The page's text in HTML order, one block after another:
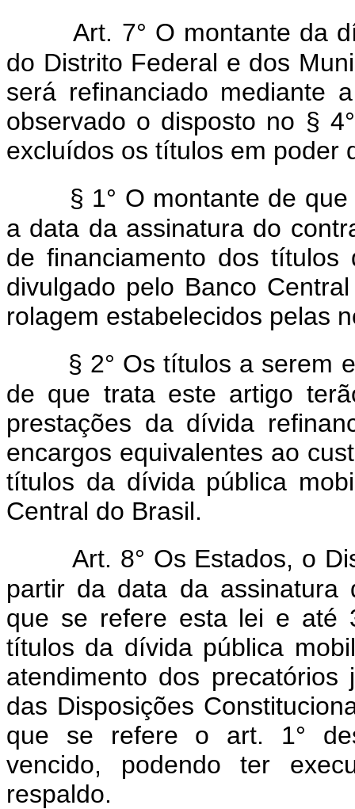
Art. 7° O montante da
do Distrito Federal e dos
será refinanciado mediante
observado o disposto no §
excluídos os títulos em poder
§ 1° O montante de
a data da assinatura do
de financiamento dos títulos
divulgado pelo Banco
rolagem estabelecidos pelas
§ 2° Os títulos a serem
de que trata este artigo
prestações da dívida
encargos equivalentes ao
títulos da dívida pública
Central do Brasil.
Art. 8° Os Estados, o
partir da data da assinatura
que se refere esta lei e até
títulos da dívida pública
atendimento dos
das Disposições
que se refere o art. 1°
vencido, podendo ter
respaldo.